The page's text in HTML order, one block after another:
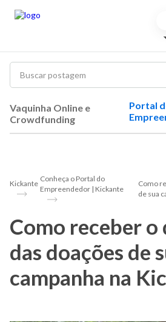
Vaquinha Online e
Crowdfunding
Portal
Kickante
Conheça o Portal do
Empreendedor | Kickante
Como
de sua
Como receber
das doações de
campanha na